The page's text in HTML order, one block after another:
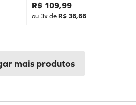
R$ 109,99
ou 3x de R$ 36,66